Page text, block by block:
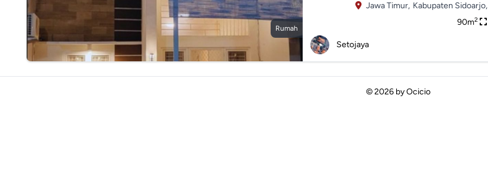
Rumah
Jawa Timur, Kabupaten Sidoarjo,
90m2
Setojaya
© 2026 byOcicio